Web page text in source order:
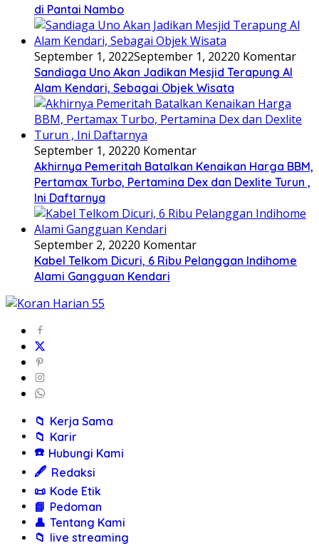
di Pantai Nambo
September 1, 2022September 1, 20220 Komentar
Sandiaga Uno Akan Jadikan Mesjid Terapung Al
Alam Kendari, Sebagai Objek Wisata
September 1, 20220 Komentar
Akhirnya Pemeritah Batalkan Kenaikan Harga BBM,
Pertamax Turbo, Pertamina Dex dan Dexlite Turun ,
Ini Daftarnya
September 2, 20220 Komentar
Kabel Telkom Dicuri, 6 Ribu Pelanggan Indihome
Alami Gangguan Kendari
📁 Kerja Sama
📁 Karir
☎️ Hubungi Kami
🖋️ Redaksi
📜 Kode Etik
📘 Pedoman
👤 Tentang Kami
📁 live streaming